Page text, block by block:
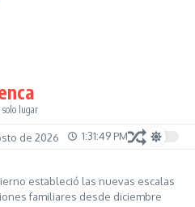
lugar
de 2026 1:31:49 PM
estableció las nuevas escalas
familiares desde diciembre